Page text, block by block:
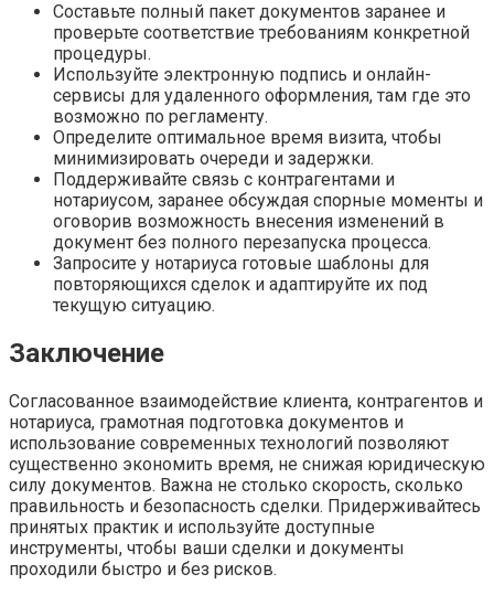
Составьте полный пакет документов заранее и
проверьте соответствие требованиям конкретной
процедуры.
Используйте электронную подпись и онлайн-
сервисы для удаленного оформления, там где это
возможно по регламенту.
Определите оптимальное время визита, чтобы
минимизировать очереди и задержки.
Поддерживайте связь с контрагентами и
нотариусом, заранее обсуждая спорные моменты и
оговорив возможность внесения изменений в
документ без полного перезапуска процесса.
Запросите у нотариуса готовые шаблоны для
повторяющихся сделок и адаптируйте их под
текущую ситуацию.
Заключение
Согласованное взаимодействие клиента, контрагентов и
нотариуса, грамотная подготовка документов и
использование современных технологий позволяют
существенно экономить время, не снижая юридическую
силу документов. Важна не столько скорость, сколько
правильность и безопасность сделки. Придерживайтесь
принятых практик и используйте доступные
инструменты, чтобы ваши сделки и документы
проходили быстро и без рисков.